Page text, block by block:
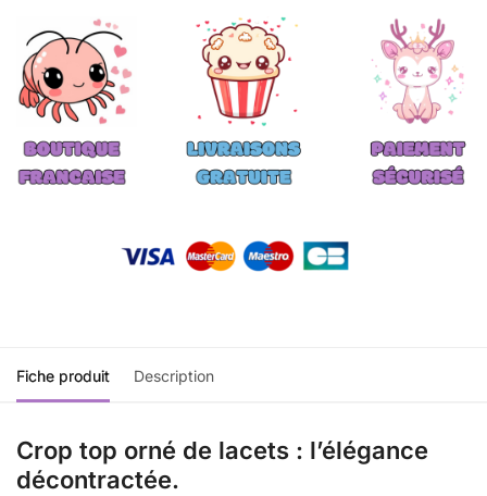
Fiche produit Description
Crop top orné de lacets : l’élégance
décontractée.